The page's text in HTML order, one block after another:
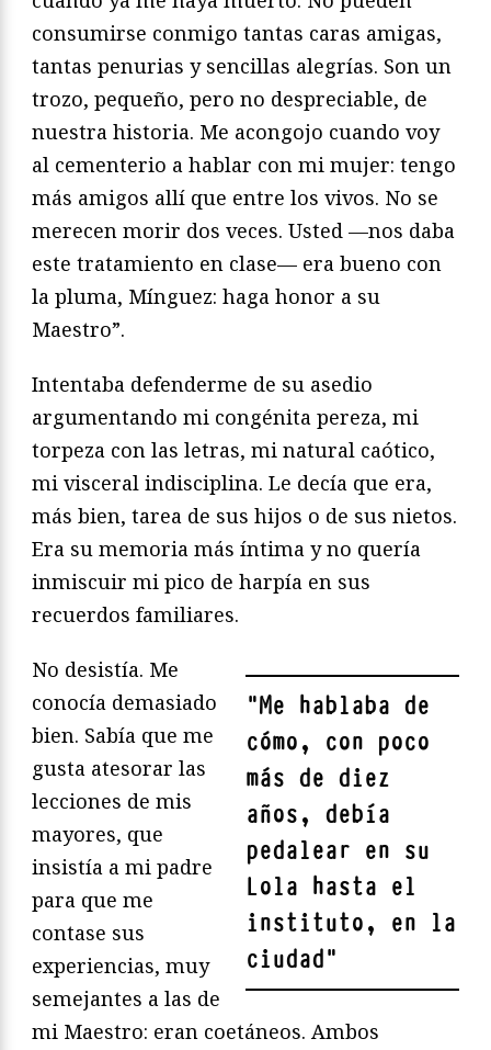
consumirse conmigo tantas caras amigas,
tantas penurias y sencillas alegrías. Son un
trozo, pequeño, pero no despreciable, de
nuestra historia. Me acongojo cuando voy
al cementerio a hablar con mi mujer: tengo
más amigos allí que entre los vivos. No se
merecen morir dos veces. Usted —nos daba
este tratamiento en clase— era bueno con
la pluma, Mínguez: haga honor a su
Maestro”.
Intentaba defenderme de su asedio
argumentando mi congénita pereza, mi
torpeza con las letras, mi natural caótico,
mi visceral indisciplina. Le decía que era,
más bien, tarea de sus hijos o de sus nietos.
Era su memoria más íntima y no quería
inmiscuir mi pico de harpía en sus
recuerdos familiares.
"Me hablaba de
cómo, con poco
más de diez
años, debía
pedalear en su
Lola hasta el
instituto, en la
ciudad"
No desistía. Me
conocía demasiado
bien. Sabía que me
gusta atesorar las
lecciones de mis
mayores, que
insistía a mi padre
para que me
contase sus
experiencias, muy
semejantes a las de
mi Maestro: eran coetáneos. Ambos